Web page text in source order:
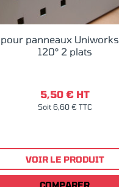
panneaux Uniworks Crochet triple
120° 2 plats
5,50 € HT
Soit 6,60 € TTC
VOIR LE PRODUIT